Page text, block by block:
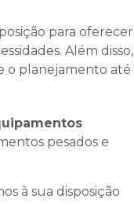
Além disso,
o planejamento até
pesados e
à sua disposição